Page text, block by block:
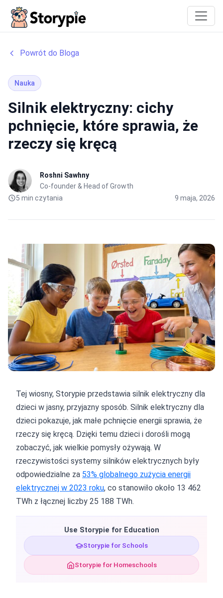
Powrót do Bloga
Nauka
Silnik elektryczny: cichy
pchnięcie, które sprawia, że
rzeczy się kręcą
Roshni Sawhny
Co-founder & Head of Growth
5 min czytania
9 maja, 2026
Tej wiosny, Storypie przedstawia silnik elektryczny dla
dzieci w jasny, przyjazny sposób. Silnik elektryczny dla
dzieci pokazuje, jak małe pchnięcie energii sprawia, że
rzeczy się kręcą. Dzięki temu dzieci i dorośli mogą
zobaczyć, jak wielkie pomysły ożywają. W
rzeczywistości systemy silników elektrycznych były
odpowiedzialne za 53% globalnego zużycia energii
elektrycznej w 2023 roku, co stanowiło około 13 462
TWh z łącznej liczby 25 188 TWh.
Use Storypie for Education
Storypie for Schools
Storypie for Homeschools